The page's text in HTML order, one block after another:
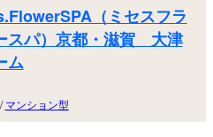
（ミセスフラ
スパ）京都・滋賀 大津
ム
/マンション型